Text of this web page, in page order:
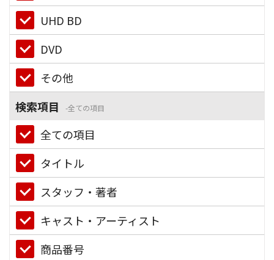
UHD BD
DVD
その他
検索項目
全ての項目
全ての項目
タイトル
スタッフ・著者
キャスト・アーティスト
商品番号